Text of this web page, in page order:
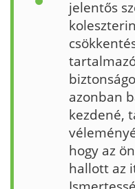
jelentős
azonban
kezdené,
hogy az
hallott az